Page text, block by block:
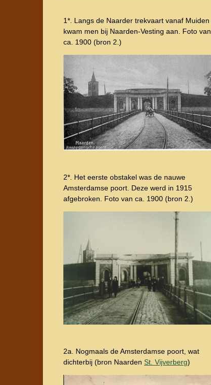
1*. Langs de Naarder trekvaart vanaf Muiden
kwam men bij Naarden-Vesting aan. Foto van
ca. 1900 (bron 2.)
2*. Het eerste obstakel was de nauwe
Amsterdamse poort. Deze werd in 1915
afgebroken. Foto van ca. 1900 (bron 2.)
2a. Nogmaals de Amsterdamse poort, wat
dichterbij (bron NaardenSt. Vijverberg)